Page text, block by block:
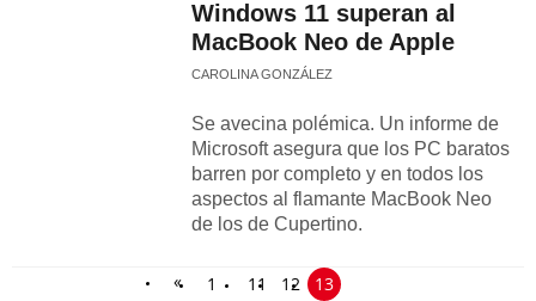
Windows 11 superan al
MacBook Neo de Apple
CAROLINA GONZÁLEZ
Se avecina polémica. Un informe de
Microsoft asegura que los PC baratos
barren por completo y en todos los
aspectos al flamante MacBook Neo
de los de Cupertino.
« 1 11 12
13